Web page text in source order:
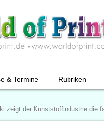
& Termine Rubriken
zeigt der Kunststoffindustrie die